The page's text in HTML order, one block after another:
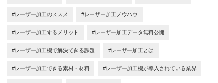
#レーザー加工のススメ #レーザー加工ノウハウ
#レーザー加工するメリット #レーザー加工データ無料公開
#レーザー加工機で解決できる課題 #レーザー加工とは
#レーザー加工できる素材・材料 #レーザー加工機が導入されている業界